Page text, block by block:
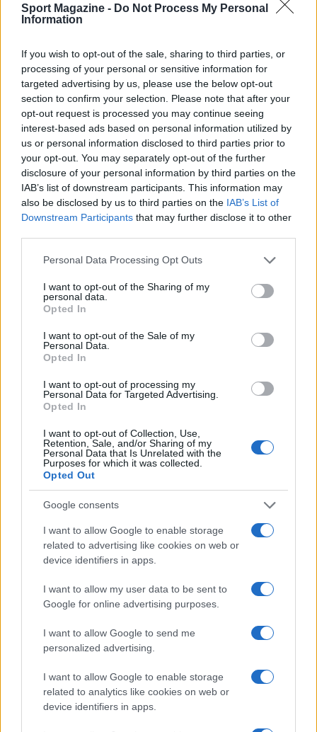
Sport Magazine - Do Not Process My Personal
Information
If you wish to opt-out of the sale, sharing to third parties, or
processing of your personal or sensitive information for
targeted advertising by us, please use the below opt-out
section to confirm your selection. Please note that after your
opt-out request is processed you may continue seeing
interest-based ads based on personal information utilized by
us or personal information disclosed to third parties prior to
your opt-out. You may separately opt-out of the further
disclosure of your personal information by third parties on the
IAB’s list of downstream participants. This information may
also be disclosed by us to third parties on the IAB’s List of
Downstream Participants that may further disclose it to other
Please note that this website/app uses one or more Google
not limited to your visit or usage behaviour. You may click to
grant or deny consent to Google and its third-party tags to
use your data for below specified purposes in below Google
consent section.
Personal Data Processing Opt Outs
I want to opt-out of the Sharing of my
personal data.
Opted In
I want to opt-out of the Sale of my
Personal Data.
Opted In
I want to opt-out of processing my
Personal Data for Targeted Advertising.
Opted In
I want to opt-out of Collection, Use,
Retention, Sale, and/or Sharing of my
Personal Data that Is Unrelated with the
Purposes for which it was collected.
Opted Out
Google consents
I want to allow Google to enable storage
related to advertising like cookies on web or
device identifiers in apps.
I want to allow my user data to be sent to
Google for online advertising purposes.
I want to allow Google to send me
personalized advertising.
I want to allow Google to enable storage
related to analytics like cookies on web or
device identifiers in apps.
Range extender auto: differenze con full hybrid e
plug-in
Andrea Conforti · 6 Ago 2026
Chi si muove spesso cerca soluzioni semplici: cresce
l’attenzione verso il noleggio auto
Il film su Gilles Villeneuve arriva nelle sale: tutto
quello che c’è da sapere
nuova supercar ibrida
Fondi garantiti per i Gran Premi di Formula 1: 5,25
milioni per il 2026
l’attenzione verso il noleggio auto
stagione deludente